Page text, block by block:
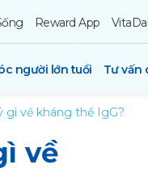
Reward App
người lớn tuổi Tư vấn
gì về kháng thể IgG?
về